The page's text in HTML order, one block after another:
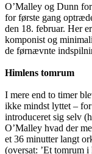
O’Malley og Dunn
for første gang
den 18. februar. Her
komponist og
de førnævnte
Himlens tomrum
I mere end to timer
ikke mindst lyttet –
introduceret sig selv
O’Malley hvad der
et 36 minutter langt
(oversat: ’Et tomrum